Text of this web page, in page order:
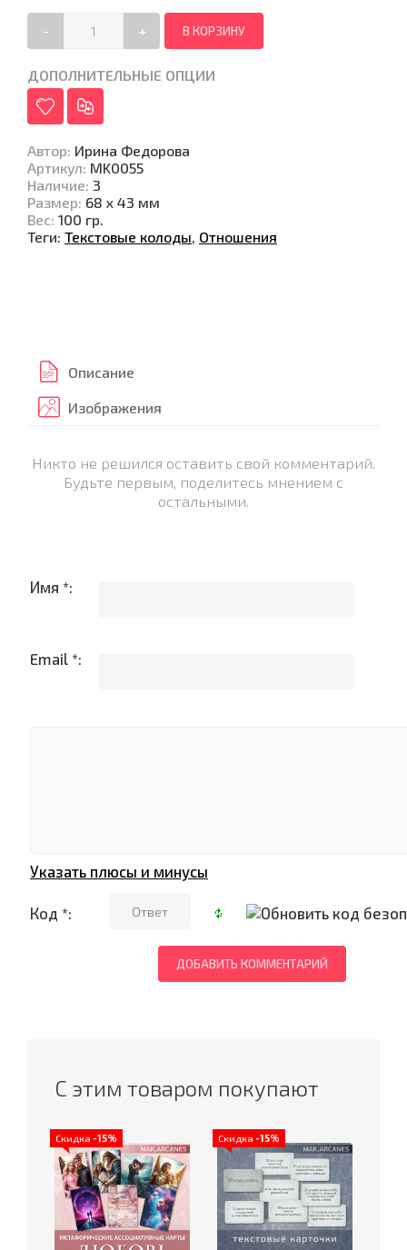
- +
ДОПОЛНИТЕЛЬНЫЕ ОПЦИИ
Автор: Ирина Федорова
Артикул: MK0055
Наличие: 3
Размер: 68 х 43 мм
Вес: 100 гр.
Теги: Текстовые колоды, Отношения
Описание
Изображения
Никто не решился оставить свой комментарий.
Будьте первым, поделитесь мнением с
остальными.
Имя *:
Email *:
Указать плюсы и минусы
Код *:
С этим товаром покупают
Скидка -15% Скидка -15%